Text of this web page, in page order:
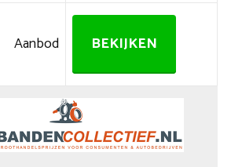
Aanbod BEKIJKEN